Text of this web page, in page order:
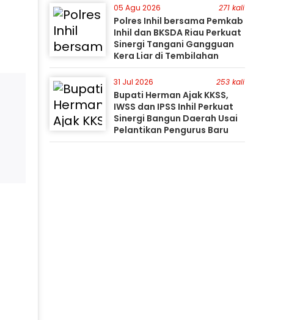
05 Agu 2026 271 kali
Polres Inhil bersama Pemkab
Inhil dan BKSDA Riau Perkuat
Sinergi Tangani Gangguan
Kera Liar di Tembilahan
31 Jul 2026 253 kali
Bupati Herman Ajak KKSS,
IWSS dan IPSS Inhil Perkuat
Sinergi Bangun Daerah Usai
Pelantikan Pengurus Baru